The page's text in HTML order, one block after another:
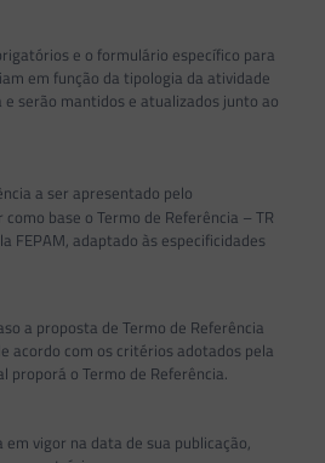
e o formulário específico para
em função da tipologia da atividade
serão mantidos e atualizados junto ao
a ser apresentado pelo
base o Termo de Referência – TR
FEPAM, adaptado às especificidades
proposta de Termo de Referência
acordo com os critérios adotados pela
proporá o Termo de Referência.
vigor na data de sua publicação,